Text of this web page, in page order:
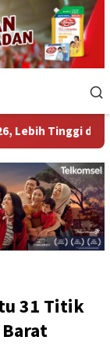
Sumbawa
31 Titik